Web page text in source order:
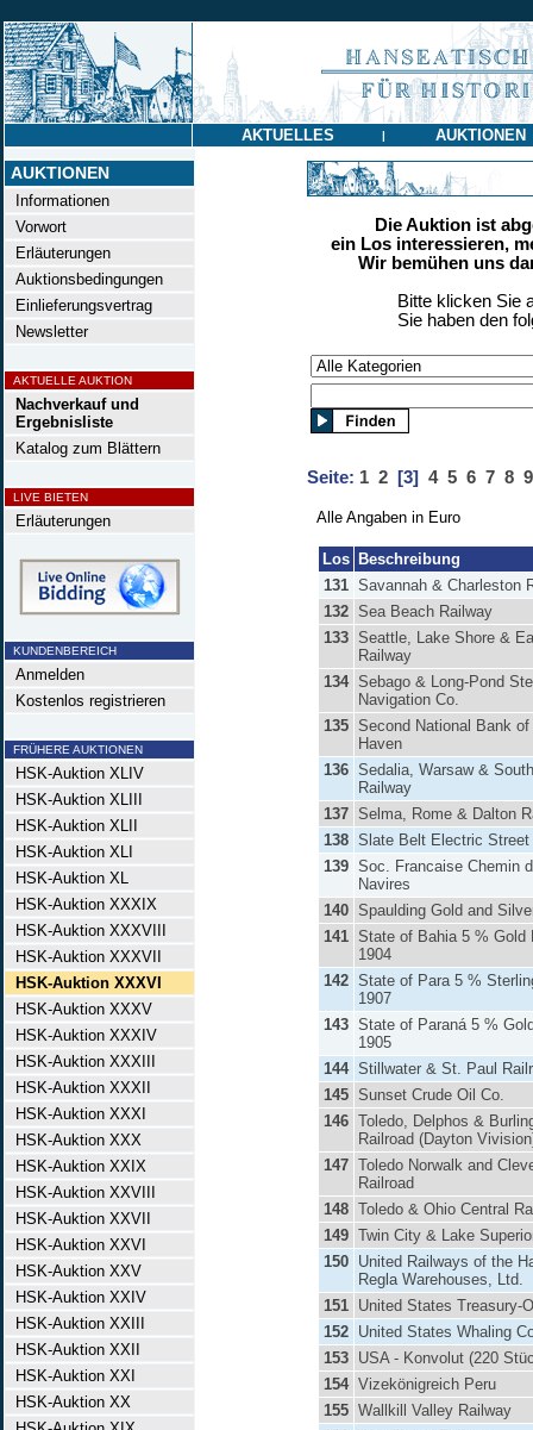
AKTUELLES | AUKTIONEN
AUKTIONEN
Informationen
Vorwort
Erläuterungen
Auktionsbedingungen
Einlieferungsvertrag
Newsletter
AKTUELLE AUKTION
Nachverkauf und
Ergebnisliste
Katalog zum Blättern
LIVE BIETEN
Erläuterungen
KUNDENBEREICH
Anmelden
Kostenlos registrieren
FRÜHERE AUKTIONEN
HSK-Auktion XLIV
HSK-Auktion XLIII
HSK-Auktion XLII
HSK-Auktion XLI
HSK-Auktion XL
HSK-Auktion XXXIX
HSK-Auktion XXXVIII
HSK-Auktion XXXVII
HSK-Auktion XXXVI
HSK-Auktion XXXV
HSK-Auktion XXXIV
HSK-Auktion XXXIII
HSK-Auktion XXXII
HSK-Auktion XXXI
HSK-Auktion XXX
HSK-Auktion XXIX
HSK-Auktion XXVIII
HSK-Auktion XXVII
HSK-Auktion XXVI
HSK-Auktion XXV
HSK-Auktion XXIV
HSK-Auktion XXIII
HSK-Auktion XXII
HSK-Auktion XXI
HSK-Auktion XX
Die Auktion ist
ein Los interessieren,
Wir bemühen uns
Bitte klicken Sie
Sie haben den
Seite: 1 2 [3] 4 5 6 7 8 9
Alle Angaben in Euro
Los Beschreibung
131 Savannah & Charleston
132 Sea Beach Railway
133 Seattle, Lake Shore &
Railway
134 Sebago & Long-Pond
Navigation Co.
135 Second National Bank of
Haven
136 Sedalia, Warsaw &
Railway
137 Selma, Rome & Dalton
138 Slate Belt Electric Street
139 Soc. Francaise Chemin
Navires
140 Spaulding Gold and
141 State of Bahia 5 % Gold
1904
142 State of Para 5 %
1907
143 State of Paraná 5 %
1905
144 Stillwater & St. Paul
145 Sunset Crude Oil Co.
146 Toledo, Delphos &
Railroad (Dayton
147 Toledo Norwalk and
Railroad
148 Toledo & Ohio Central
149 Twin City & Lake
150 United Railways of the
Regla Warehouses, Ltd.
151 United States Treasury-
152 United States Whaling
153 USA - Konvolut (220
154 Vizekönigreich Peru
155 Wallkill Valley Railway